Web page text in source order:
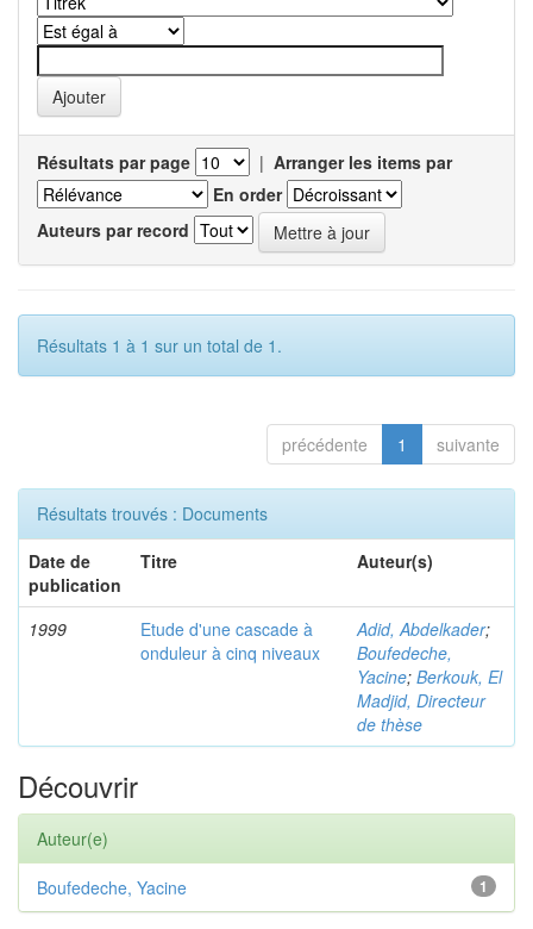
Résultats par page | Arranger les items par
En order
Auteurs par record
Résultats 1 à 1 sur un total de 1.
précédente 1 suivante
Résultats trouvés : Documents
Date de
publication
Titre Auteur(s)
1999
Etude d'une cascade à
onduleur à cinq niveaux
Adid, Abdelkader;
Boufedeche,
Yacine; Berkouk, El
Madjid, Directeur
de thèse
Découvrir
Auteur(e)
1
Boufedeche, Yacine